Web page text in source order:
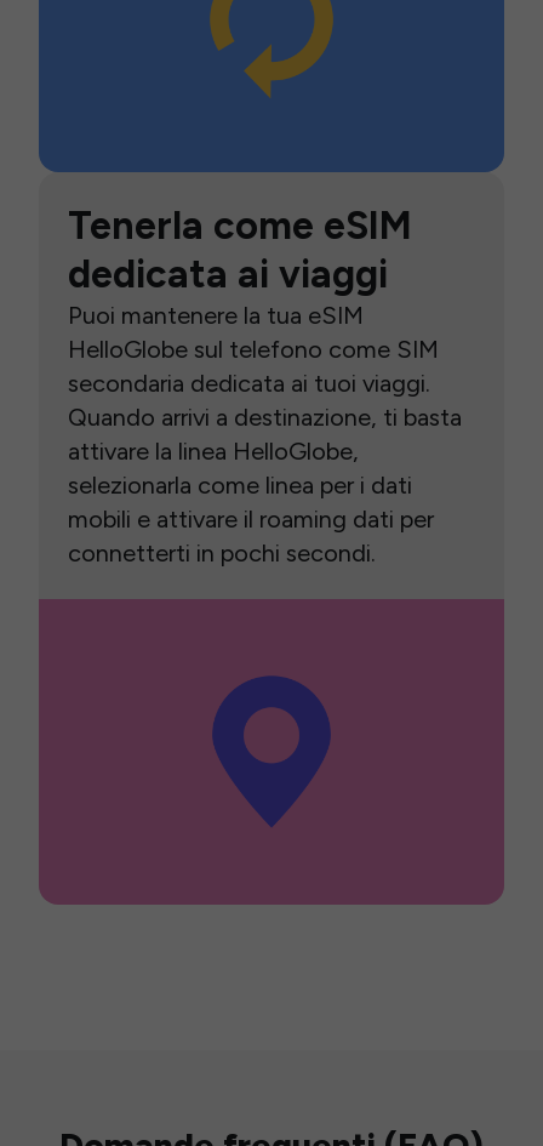
Tenerla come eSIM
dedicata ai viaggi
Puoi mantenere la tua eSIM
HelloGlobe sul telefono come SIM
secondaria dedicata ai tuoi viaggi.
Quando arrivi a destinazione, ti basta
attivare la linea HelloGlobe,
selezionarla come linea per i dati
mobili e attivare il roaming dati per
connetterti in pochi secondi.